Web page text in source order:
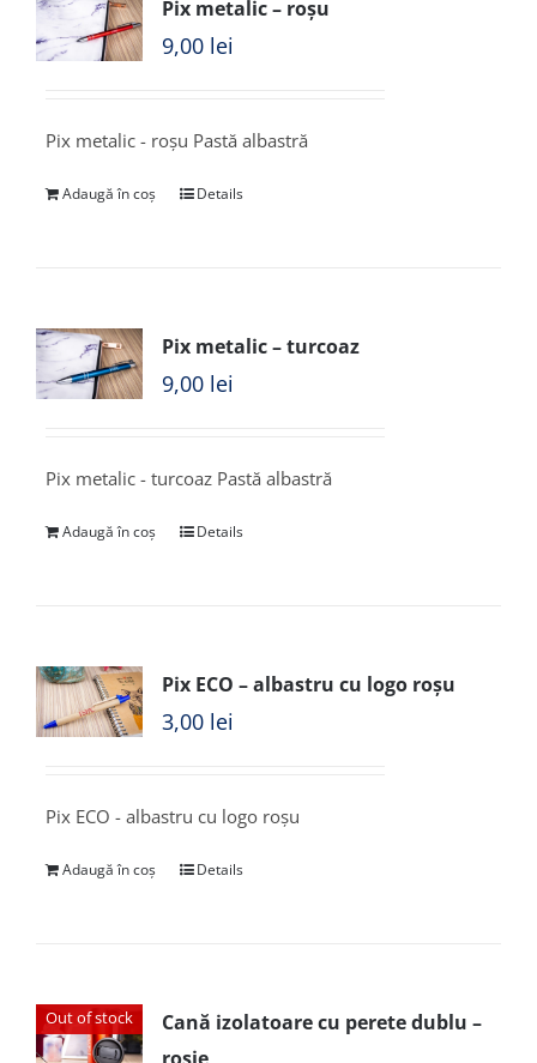
Pix metalic – roșu
9,00 lei
Pix metalic - roșu Pastă albastră
Adaugă în coș Details
Pix metalic – turcoaz
9,00 lei
Pix metalic - turcoaz Pastă albastră
Adaugă în coș Details
Pix ECO – albastru cu logo roșu
3,00 lei
Pix ECO - albastru cu logo roșu
Adaugă în coș Details
Out of stock
Cană izolatoare cu perete dublu –